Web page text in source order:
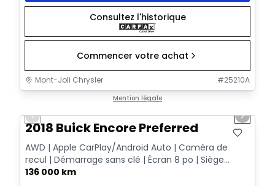
Consultez l'historique
Commencer votre achat
Mont-Joli Chrysler #25210A
Mention légale
Previous slide Next
2018 Buick Encore Preferred
AWD | Apple CarPlay/Android Auto | Caméra de
recul | Démarrage sans clé | Écran 8 po | Siège
conduct...
136 000 km